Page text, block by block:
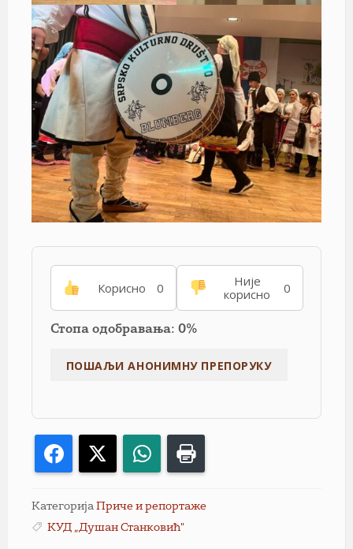
Корисно 0
Није
корисно
0
Стопа одобравања: 0%
Facebook WhatsApp
Категорија Приче и репортаже
КУД „Душан Станковић"